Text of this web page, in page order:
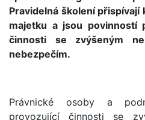
Pravidelná školení
majetku a jsou povinností
činnosti se zvýšeným
nebezpečím.
Právnické osoby a
provozující činnosti se